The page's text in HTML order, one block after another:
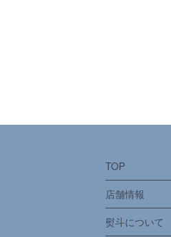
TOP
店舗情報
熨斗について